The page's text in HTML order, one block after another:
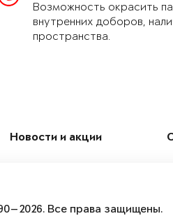
Возможность окрасить
внутренних доборов,
пространства.
Новости и акции
Все права защищены.